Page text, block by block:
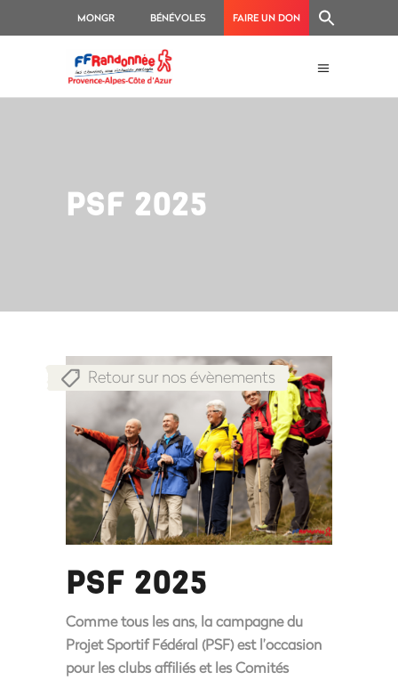
MONGR BÉNÉVOLES FAIRE UN DON
PSF 2025
Retour sur nos évènements
PSF 2025
Comme tous les ans, la campagne du
Projet Sportif Fédéral (PSF) est l’occasion
pour les clubs affiliés et les Comités